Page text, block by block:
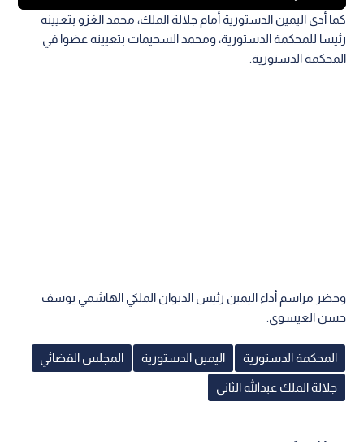
كما أدى اليمين الدستورية أمام جلالة الملك، محمد الغزو بتعيينه
رئيسا للمحكمة الدستورية، ومحمد السحيمات بتعيينه عضوا في
المحكمة الدستورية.
وحضر مراسم أداء اليمين رئيس الديوان الملكي الهاشمي يوسف
حسن العيسوي.
المحكمة الدستورية اليمين الدستورية المجلس القضائي
جلالة الملك عبدالله الثاني